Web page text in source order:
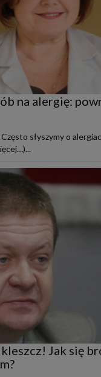
na alergię:
słyszymy o
Jak się